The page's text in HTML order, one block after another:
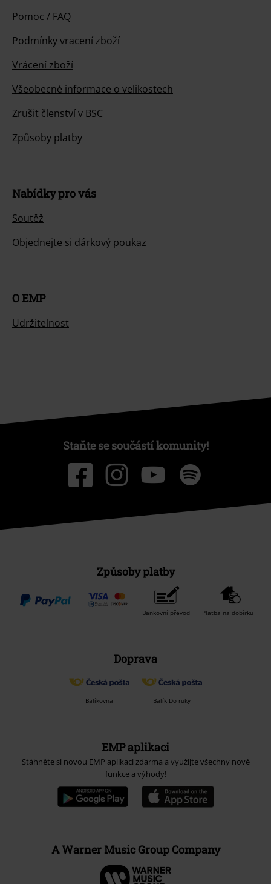
Pomoc / FAQ
Podmínky vracení zboží
Vrácení zboží
Všeobecné informace o velikostech
Zrušit členství v BSC
Způsoby platby
Nabídky pro vás
Soutěž
Objednejte si dárkový poukaz
O EMP
Udržitelnost
Staňte se součástí komunity!
Způsoby platby
Bankovní převod Platba na dobírku
Doprava
Balíkovna Balík Do ruky
EMP aplikaci
Stáhněte si novou EMP aplikaci zdarma a využijte všechny nové
funkce a výhody!
A Warner Music Group Company